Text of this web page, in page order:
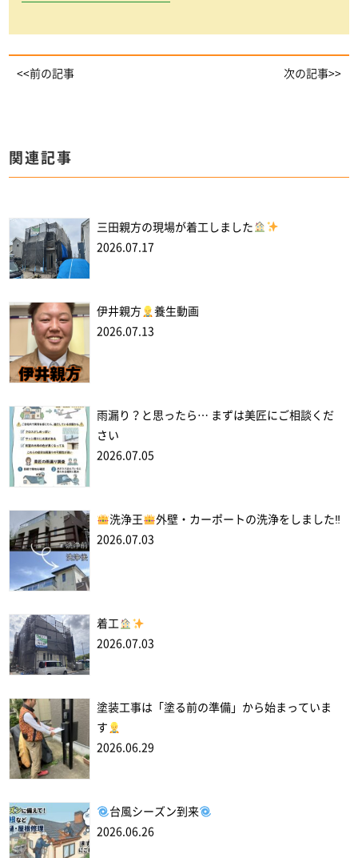
<<前の記事 次の記事>>
関連記事
三田親方の現場が着工しました
2026.07.17
伊井親方
養生動画
2026.07.13
雨漏り？と思ったら… まずは美匠にご相談くだ
さい
2026.07.05
洗浄王
外壁・カーポートの洗浄をしました‼
2026.07.03
着工
2026.07.03
塗装工事は「塗る前の準備」から始まっていま
す
2026.06.29
台風シーズン到来
2026.06.26